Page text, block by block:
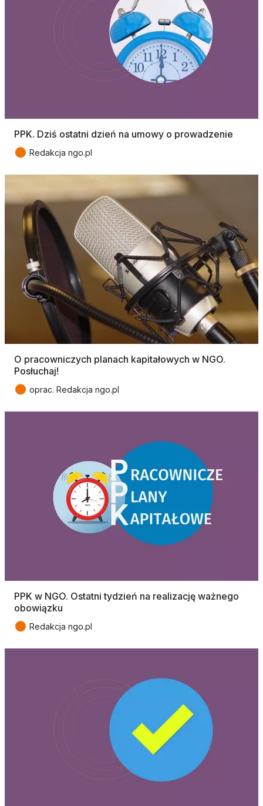
PPK. Dziś ostatni dzień na umowy o prowadzenie
● Redakcja ngo.pl
O pracowniczych planach kapitałowych w NGO.
Posłuchaj!
● oprac. Redakcja ngo.pl
PPK w NGO. Ostatni tydzień na realizację ważnego
obowiązku
● Redakcja ngo.pl